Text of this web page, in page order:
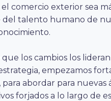
comercio exterior sea
del talento humano de
los cambios los
empezamos
abordar para nuevas
forjados a lo largo de